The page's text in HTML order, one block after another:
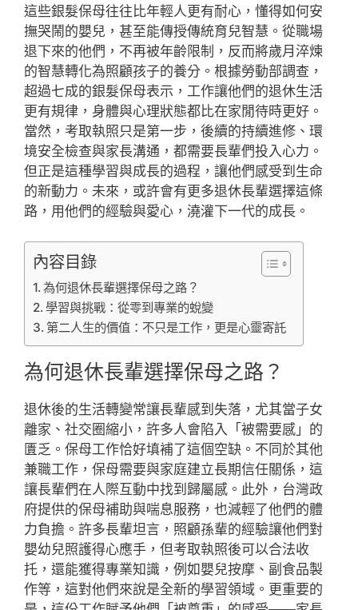
這些銀髮保母往往比年輕人更有耐心，懂得如何安
撫哭鬧的嬰兒，甚至能傳授傳統育兒智慧。從職場
退下來的他們，不再被年齡限制，反而將歲月淬煉
的智慧轉化為照顧孩子的養分。根據勞動部調查，
超過七成的銀髮保母表示，工作讓他們的退休生活
更有規律，身體與心理狀態都比在家閒待時更好。
當然，考取執照只是第一步，後續的持續進修、環
境安全檢查與家長溝通，都需要長輩們投入心力。
但正是這種學習與成長的過程，讓他們感受到生命
的新動力。未來，或許會有更多退休長輩選擇這條
路，用他們的經驗與愛心，澆灌下一代的成長。
內容目錄
為何退休長輩選擇保母之路？
學習與挑戰：從零到專業的蛻變
第二人生的價值：不只是工作，更是心靈寄託
為何退休長輩選擇保母之路？
退休後的生活轉變常讓長輩感到失落，尤其當子女
離家、社交圈縮小，許多人會陷入「被需要感」的
匱乏。保母工作恰好填補了這個空缺。不同於其他
兼職工作，保母需要與家庭建立長期信任關係，這
讓長輩們在人際互動中找到歸屬感。此外，台灣政
府提供的保母補助與喘息服務，也減輕了他們的體
力負擔。許多長輩坦言，照顧孫輩的經驗讓他們對
嬰幼兒照護得心應手，但考取執照後可以合法收
托，還能獲得專業知識，例如嬰兒按摩、副食品製
作等，這對他們來說是全新的學習領域。更重要的